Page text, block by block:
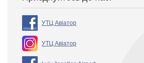
УТЦ Авіатор
УТЦ Авіатор